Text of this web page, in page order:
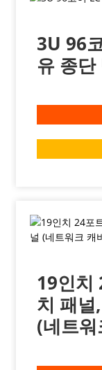
3U 96
유 종단
19인치
치 패
(네트